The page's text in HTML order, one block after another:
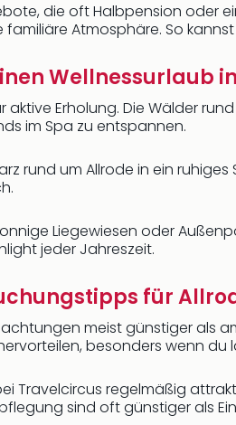
die oft Halbpension oder
Atmosphäre. So
Wellnessurlaub
aktive Erholung. Die Wälder
im Spa zu entspannen.
rund um Allrode in ein
Liegewiesen oder
jeder Jahreszeit.
für
meist günstiger als
besonders wenn du
Travelcircus regelmäßig
sind oft günstiger als